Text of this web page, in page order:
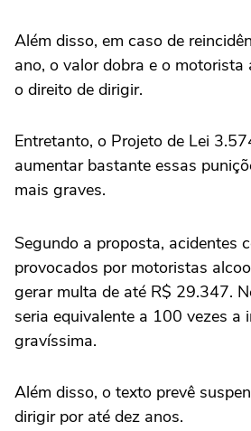
Além disso, em caso de
ano, o valor dobra e o motorista
o direito de dirigir.
Entretanto, o Projeto de Lei
aumentar bastante essas
mais graves.
Segundo a proposta, acidentes
provocados por motoristas
gerar multa de até R$ 29.347.
seria equivalente a 100 vezes a
gravíssima.
Além disso, o texto prevê
dirigir por até dez anos.